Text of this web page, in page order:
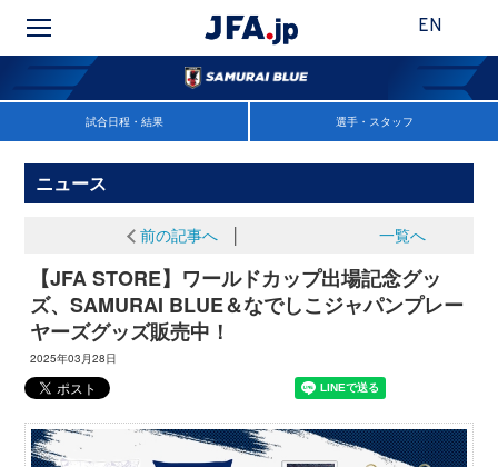
EN
試合日程・結果 選手・スタッフ
ニュース
前の記事へ│ 一覧へ
【JFA STORE】ワールドカップ出場記念グッ
ズ、SAMURAI BLUE＆なでしこジャパンプレー
ヤーズグッズ販売中！
2025年03月28日